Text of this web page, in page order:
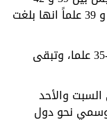
درجة. وفي الشمال ستكون اليوم بين 37 و 39 علماً انها بلغت
وفي بيروت، ستبلغ درجة الحرارة اليوم 33-35 علما، وتبقى
والأحد
نحو دول